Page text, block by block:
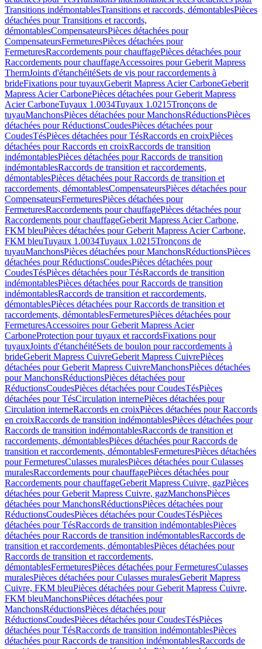
Transitions indémontablesTransitions et raccords, démontablesPièces
détachées pour Transitions et raccords,
démontablesCompensateursPièces détachées pour
CompensateursFermeturesPièces détachées pour
FermeturesRaccordements pour chauffagePièces détachées pour
Raccordements pour chauffageAccessoires pour Geberit Mapress
ThermJoints d'étanchéitéSets de vis pour raccordements à
brideFixations pour tuyauxGeberit Mapress Acier CarboneGeberit
Mapress Acier CarbonePièces détachées pour Geberit Mapress
Acier CarboneTuyaux 1.0034Tuyaux 1.0215Tronçons de
tuyauManchonsPièces détachées pour ManchonsRéductionsPièces
détachées pour RéductionsCoudesPièces détachées pour
CoudesTésPièces détachées pour TésRaccords en croixPièces
détachées pour Raccords en croixRaccords de transition
indémontablesPièces détachées pour Raccords de transition
indémontablesRaccords de transition et raccordements,
démontablesPièces détachées pour Raccords de transition et
raccordements, démontablesCompensateursPièces détachées pour
CompensateursFermeturesPièces détachées pour
FermeturesRaccordements pour chauffagePièces détachées pour
Raccordements pour chauffageGeberit Mapress Acier Carbone,
FKM bleuPièces détachées pour Geberit Mapress Acier Carbone,
FKM bleuTuyaux 1.0034Tuyaux 1.0215Tronçons de
tuyauManchonsPièces détachées pour ManchonsRéductionsPièces
détachées pour RéductionsCoudesPièces détachées pour
CoudesTésPièces détachées pour TésRaccords de transition
indémontablesPièces détachées pour Raccords de transition
indémontablesRaccords de transition et raccordements,
démontablesPièces détachées pour Raccords de transition et
raccordements, démontablesFermeturesPièces détachées pour
FermeturesAccessoires pour Geberit Mapress Acier
CarboneProtection pour tuyaux et raccordsFixations pour
tuyauxJoints d'étanchéitéSets de boulon pour raccordements à
brideGeberit Mapress CuivreGeberit Mapress CuivrePièces
détachées pour Geberit Mapress CuivreManchonsPièces détachées
pour ManchonsRéductionsPièces détachées pour
RéductionsCoudesPièces détachées pour CoudesTésPièces
détachées pour TésCirculation internePièces détachées pour
Circulation interneRaccords en croixPièces détachées pour Raccords
en croixRaccords de transition indémontablesPièces détachées pour
Raccords de transition indémontablesRaccords de transition et
raccordements, démontablesPièces détachées pour Raccords de
transition et raccordements, démontablesFermeturesPièces détachées
pour FermeturesCulasses muralesPièces détachées pour Culasses
muralesRaccordements pour chauffagePièces détachées pour
Raccordements pour chauffageGeberit Mapress Cuivre, gazPièces
détachées pour Geberit Mapress Cuivre, gazManchonsPièces
détachées pour ManchonsRéductionsPièces détachées pour
RéductionsCoudesPièces détachées pour CoudesTésPièces
détachées pour TésRaccords de transition indémontablesPièces
détachées pour Raccords de transition indémontablesRaccords de
transition et raccordements, démontablesPièces détachées pour
Raccords de transition et raccordements,
démontablesFermeturesPièces détachées pour FermeturesCulasses
muralesPièces détachées pour Culasses muralesGeberit Mapress
Cuivre, FKM bleuPièces détachées pour Geberit Mapress Cuivre,
FKM bleuManchonsPièces détachées pour
ManchonsRéductionsPièces détachées pour
RéductionsCoudesPièces détachées pour CoudesTésPièces
détachées pour TésRaccords de transition indémontablesPièces
détachées pour Raccords de transition indémontablesRaccords de